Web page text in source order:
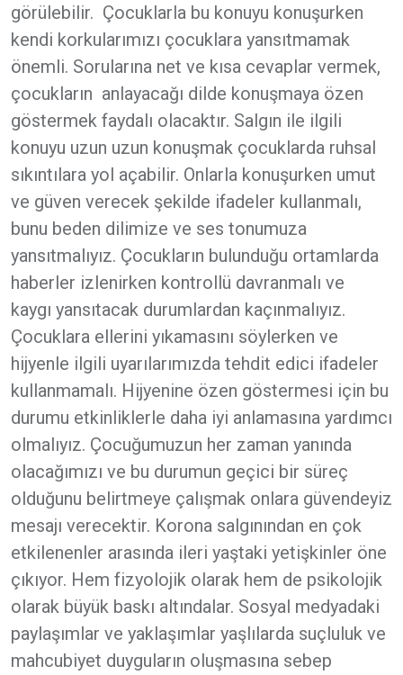
görülebilir. Çocuklarla bu konuyu konuşurken
kendi korkularımızı çocuklara yansıtmamak
önemli. Sorularına net ve kısa cevaplar vermek,
çocukların anlayacağı dilde konuşmaya özen
göstermek faydalı olacaktır. Salgın ile ilgili
konuyu uzun uzun konuşmak çocuklarda ruhsal
sıkıntılara yol açabilir. Onlarla konuşurken umut
ve güven verecek şekilde ifadeler kullanmalı,
bunu beden dilimize ve ses tonumuza
yansıtmalıyız. Çocukların bulunduğu ortamlarda
haberler izlenirken kontrollü davranmalı ve
kaygı yansıtacak durumlardan kaçınmalıyız.
Çocuklara ellerini yıkamasını söylerken ve
hijyenle ilgili uyarılarımızda tehdit edici ifadeler
kullanmamalı. Hijyenine özen göstermesi için bu
durumu etkinliklerle daha iyi anlamasına yardımcı
olmalıyız. Çocuğumuzun her zaman yanında
olacağımızı ve bu durumun geçici bir süreç
olduğunu belirtmeye çalışmak onlara güvendeyiz
mesajı verecektir. Korona salgınından en çok
etkilenenler arasında ileri yaştaki yetişkinler öne
çıkıyor. Hem fizyolojik olarak hem de psikolojik
olarak büyük baskı altındalar. Sosyal medyadaki
paylaşımlar ve yaklaşımlar yaşlılarda suçluluk ve
mahcubiyet duyguların oluşmasına sebep